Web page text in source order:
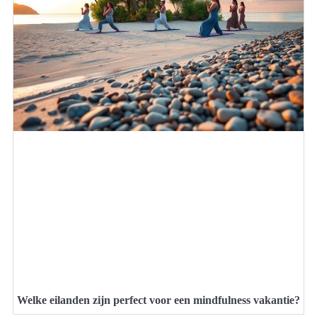
Welke eilanden zijn perfect voor een mindfulness vakantie?